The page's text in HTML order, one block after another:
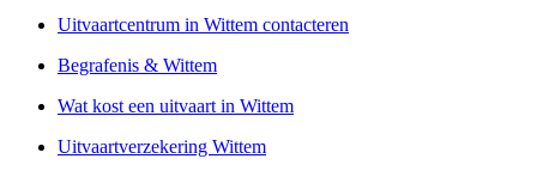
Uitvaartcentrum in Wittem contacteren
Begrafenis & Wittem
Wat kost een uitvaart in Wittem
Uitvaartverzekering Wittem